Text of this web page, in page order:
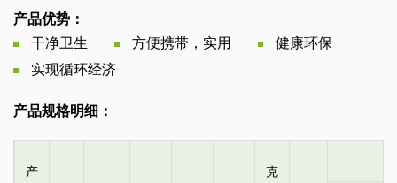
产品优势：
干净卫生
方便携带，实用
健康环保
实现循环经济
产品规格明细：
产
克